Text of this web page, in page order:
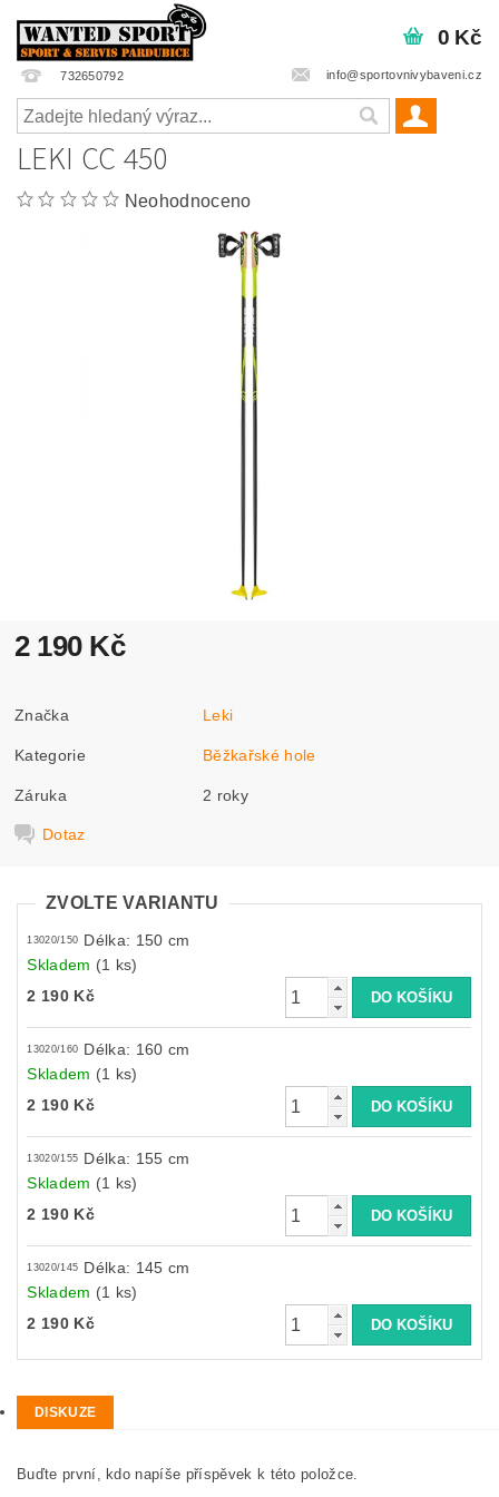
732650792 info@sportovnivybaveni.cz
0 Kč
LEKI CC 450
Neohodnoceno
2 190 Kč
Značka Leki
Kategorie Běžkařské hole
Záruka 2 roky
Dotaz
ZVOLTE VARIANTU
13020/150 Délka: 150 cm
Skladem (1 ks)
2 190 Kč
13020/160 Délka: 160 cm
Skladem (1 ks)
2 190 Kč
13020/155 Délka: 155 cm
Skladem (1 ks)
2 190 Kč
13020/145 Délka: 145 cm
Skladem (1 ks)
2 190 Kč
DISKUZE
Buďte první, kdo napíše příspěvek k této položce.